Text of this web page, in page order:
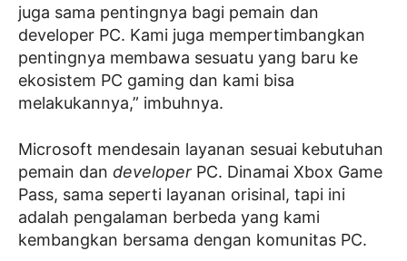
juga sama pentingnya bagi pemain dan
developer PC. Kami juga mempertimbangkan
pentingnya membawa sesuatu yang baru ke
ekosistem PC gaming dan kami bisa
melakukannya,” imbuhnya.
Microsoft mendesain layanan sesuai kebutuhan
pemain dan developer PC. Dinamai Xbox Game
Pass, sama seperti layanan orisinal, tapi ini
adalah pengalaman berbeda yang kami
kembangkan bersama dengan komunitas PC.